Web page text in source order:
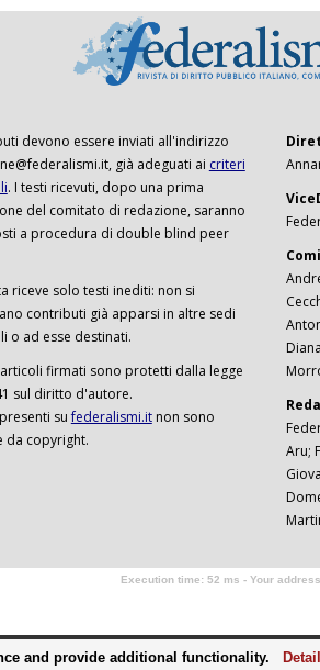
devono essere inviati all'indirizzo
già adeguati ai criteri
. I testi ricevuti, dopo una prima
del comitato di redazione, saranno
a procedura di double blind peer
riceve solo testi inediti: non si
contributi già apparsi in altre sedi
o ad esse destinati.
firmati sono protetti dalla legge
sul diritto d'autore.
sufederalismi.itnon sono
da copyright.
Aru;
Execution time: 52 ms - Your
and provide additional functionality.